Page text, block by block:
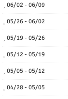
06/02 - 06/09
05/26 - 06/02
05/19 - 05/26
05/12 - 05/19
05/05 - 05/12
04/28 - 05/05